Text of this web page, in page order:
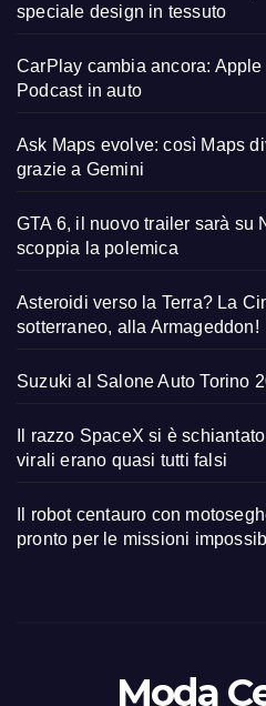
speciale design in tessuto
CarPlay cambia ancora:
Podcast in auto
Ask Maps evolve: così Maps
grazie a Gemini
GTA 6, il nuovo trailer sarà su
scoppia la polemica
Asteroidi verso la Terra? La
sotterraneo, alla Armageddon!
Suzuki al Salone Auto Torino
Il razzo SpaceX si è
virali erano quasi tutti falsi
Il robot centauro con
pronto per le missioni
Moda